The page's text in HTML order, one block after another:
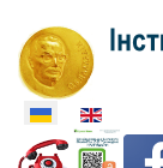
Оберіть свою мову